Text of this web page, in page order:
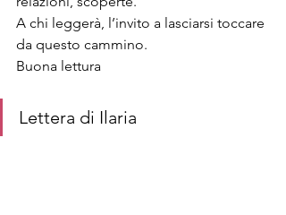
A chi leggerà, l’invito a lasciarsi toccare
da questo cammino.
Buona lettura
Lettera di Ilaria